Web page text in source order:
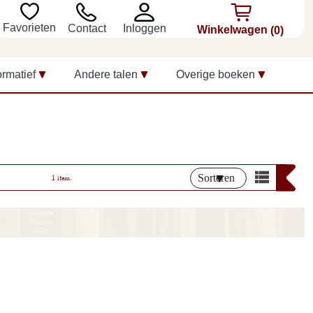
Favorieten Contact Inloggen Winkelwagen (0)
Andere talen Overige boeken
1 item. Sorteren